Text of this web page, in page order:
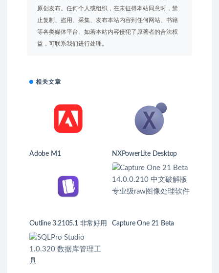
原创发布。任何个人或组织，在未征得本站同意时，禁
止复制、盗用、采集、发布本站内容到任何网站、书籍
等各类媒体平台。如若本站内容侵犯了原著者的合法权
益，可联系我们进行处理。
相关文章
Adobe M1 NXPowerLite Desktop
Outline 3.2105.1 非常好用
的笔记软件
Capture One 21 Beta